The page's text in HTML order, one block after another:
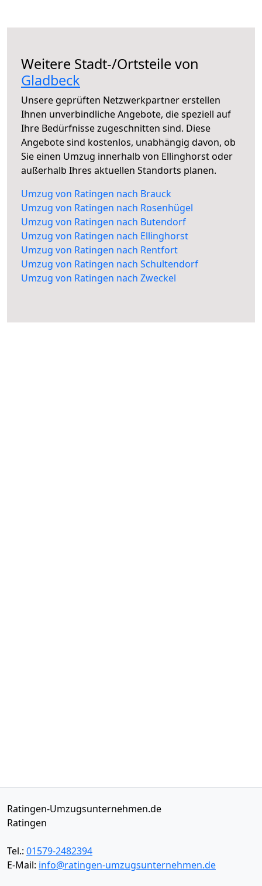
Weitere Stadt-/Ortsteile von
Gladbeck
Unsere geprüften Netzwerkpartner erstellen
Ihnen unverbindliche Angebote, die speziell auf
Ihre Bedürfnisse zugeschnitten sind. Diese
Angebote sind kostenlos, unabhängig davon, ob
Sie einen Umzug innerhalb von Ellinghorst oder
außerhalb Ihres aktuellen Standorts planen.
Umzug von Ratingen nach Brauck
Umzug von Ratingen nach Rosenhügel
Umzug von Ratingen nach Butendorf
Umzug von Ratingen nach Ellinghorst
Umzug von Ratingen nach Rentfort
Umzug von Ratingen nach Schultendorf
Umzug von Ratingen nach Zweckel
Ratingen-Umzugsunternehmen.de
Ratingen
Tel.: 01579-2482394
E-Mail: info@ratingen-umzugsunternehmen.de